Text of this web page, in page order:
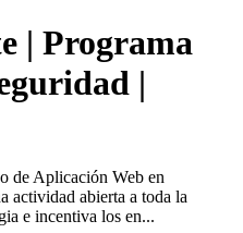
| Programa
|
de Aplicación Web en
actividad abierta a toda la
e incentiva los en...